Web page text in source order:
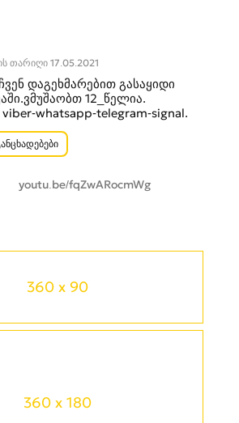
360 x 90
360 x 180
თარიღი 17.05.2021
დაგეხმარებით გასაყიდი
12_წელია.
whatsapp-telegram-signal.
youtu.be/fqZwARocmWg